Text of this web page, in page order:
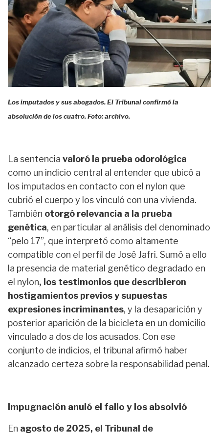
Los imputados y sus abogados. El Tribunal confirmó la
absolución de los cuatro. Foto: archivo.
La sentencia valoró la prueba odorológica
como un indicio central al entender que ubicó a
los imputados en contacto con el nylon que
cubrió el cuerpo y los vinculó con una vivienda.
También otorgó relevancia a la prueba
genética, en particular al análisis del denominado
“pelo 17”, que interpretó como altamente
compatible con el perfil de José Jafri. Sumó a ello
la presencia de material genético degradado en
el nylon, los testimonios que describieron
hostigamientos previos y supuestas
expresiones incriminantes, y la desaparición y
posterior aparición de la bicicleta en un domicilio
vinculado a dos de los acusados. Con ese
conjunto de indicios, el tribunal afirmó haber
alcanzado certeza sobre la responsabilidad penal.
Impugnación anuló el fallo y los absolvió
En agosto de 2025, el Tribunal de